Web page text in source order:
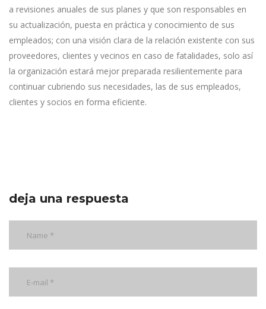
a revisiones anuales de sus planes y que son responsables en
su actualización, puesta en práctica y conocimiento de sus
empleados; con una visión clara de la relación existente con sus
proveedores, clientes y vecinos en caso de fatalidades, solo así
la organización estará mejor preparada resilientemente para
continuar cubriendo sus necesidades, las de sus empleados,
clientes y socios en forma eficiente.
deja una respuesta